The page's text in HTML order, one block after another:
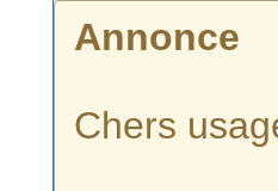
Annonce
Chers